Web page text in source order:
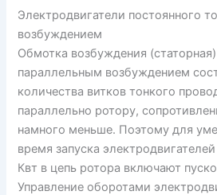
Электродвигатели постоянного
возбуждением
Обмотка возбуждения (статорная)
параллельным возбуждением
количества витков тонкого
параллельно ротору,
намного меньше. Поэтому для
время запуска
Квт в цепь ротора включают
Управление оборотами